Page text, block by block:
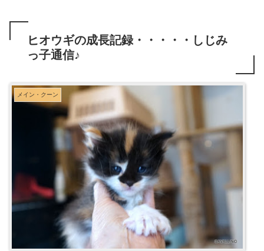
ヒオウギの成長記録・・・・・しじみ
っ子通信♪
メイン・クーン